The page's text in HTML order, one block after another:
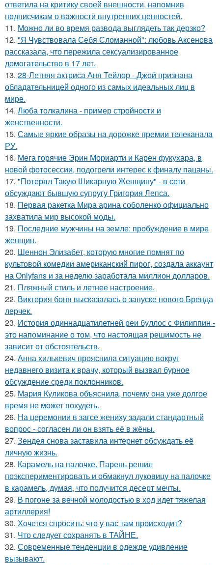
ответила на критику своей внешности, напомнив
подписчикам о важности внутренних ценностей.
11. Можно ли во время развода выглядеть так дерзко?
12. "Я Чувствовала Себя Сломанной": любовь Аксенова
рассказала, что пережила сексуализированное
домогательство в 17 лет.
13. 28-Летняя актриса Аня Тейлор - Джой признана
обладательницей одного из самых идеальных лиц в
мире.
14. Люба толкалина - пример стройности и
женственности.
15. Самые яркие образы на дорожке премии телеканала
РУ.
16. Мега горячие Эрин Мориарти и Карен фукухара, в
новой фотосессии, подогрели интерес к финалу пацаны.
17. "Потерял Такую Шикарную Женщину" - в сети
обсуждают бывшую супругу Григория Лепса.
18. Первая ракетка Мира арина соболенко официально
захватила мир высокой моды.
19. Последние мужчины на земле: пробуждение в мире
женщин.
20. Шеннон Элизабет, которую многие помнят по
культовой комедии американский пирог, создала аккаунт
на Onlyfans и за неделю заработала миллион долларов.
21. Пляжный стиль и летнее настроение.
22. Виктория боня высказалась о запуске нового Бренда
лерчек.
23. История одиннадцатилетней реи буллос с Филиппин -
это напоминание о том, что настоящая решимость не
зависит от обстоятельств.
24. Анна хилькевич прояснила ситуацию вокруг
недавнего визита к врачу, который вызвал бурное
обсуждение среди поклонников.
25. Мария Куликова объяснила, почему она уже долгое
время не может похудеть.
26. На церемонии в загсе жениху задали стандартный
вопрос - согласен ли он взять её в жёны.
27. Зендея снова заставила интернет обсуждать её
личную жизнь.
28. Карамель на палочке. Парень решил
поэкспериментировать и обмакнул луковицу на палочке
в карамель, думая, что получится десерт мечты.
29. В погоне за вечной молодостью в ход идет тяжелая
артиллерия!
30. Хочется спросить: что у вас там происходит?
31. Что следует сохранять в ТАЙНЕ.
32. Современные тенденции в одежде удивление
вызывают.